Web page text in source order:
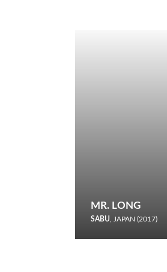
MR. LONG
SABU, JAPAN (2017)